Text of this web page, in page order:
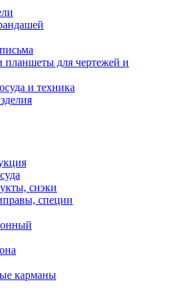
планшеты для чертежей и
и техника
снэки
специи
карманы